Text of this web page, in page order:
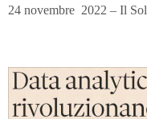
24 novembre 2022 – Il